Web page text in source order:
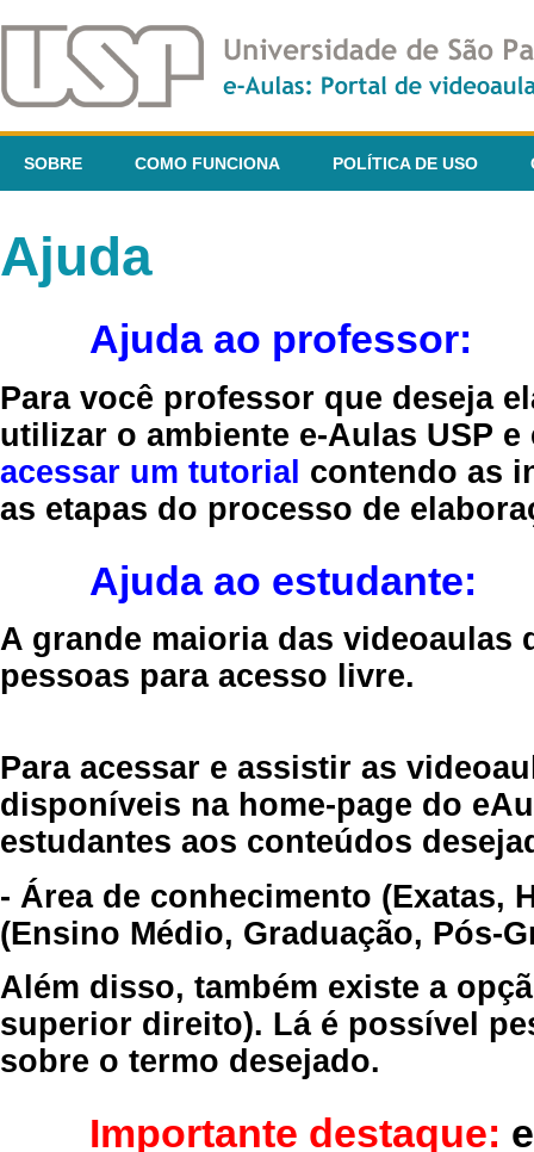
SOBRE COMO FUNCIONA POLÍTICA DE USO
Ajuda
Ajuda ao professor:
Para você professor que deseja
utilizar o ambiente e-Aulas USP
acessar um tutorial contendo as
as etapas do processo de
Ajuda ao estudante:
A grande maioria das videoaulas
pessoas para acesso livre.
Para acessar e assistir as
disponíveis na home-page do
estudantes aos conteúdos
- Área de conhecimento (Exatas,
(Ensino Médio, Graduação, Pós-
Além disso, também existe a
superior direito). Lá é possível
sobre o termo desejado.
Importante destaque: